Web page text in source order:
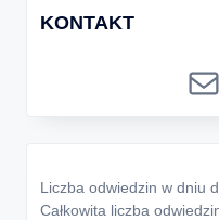
KONTAKT
Liczba odwiedzin w dniu
Całkowita liczba